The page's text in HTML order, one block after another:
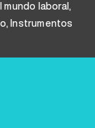
laboral,
Instrumentos